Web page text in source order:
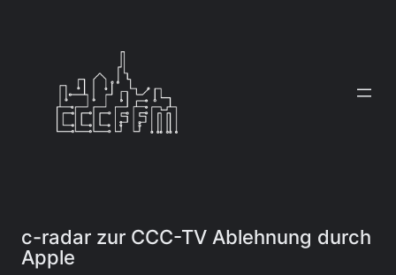
c-radar zur CCC-TV Ablehnung durch
Apple